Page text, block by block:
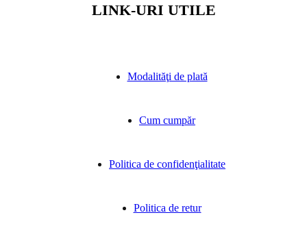
LINK-URI UTILE
Modalităţi de plată
Cum cumpăr
Politica de confidenţialitate
Politica de retur